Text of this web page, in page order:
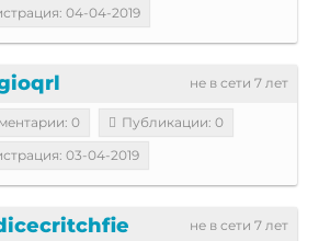
04-04-2019
не в сети 7 лет
0
Публикации: 0
03-04-2019
не в сети 7 лет